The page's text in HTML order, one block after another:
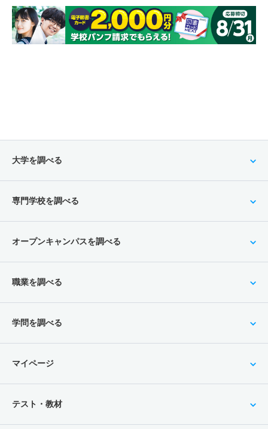
大学を調べる
専門学校を調べる
オープンキャンパスを調べる
職業を調べる
学問を調べる
マイページ
テスト・教材